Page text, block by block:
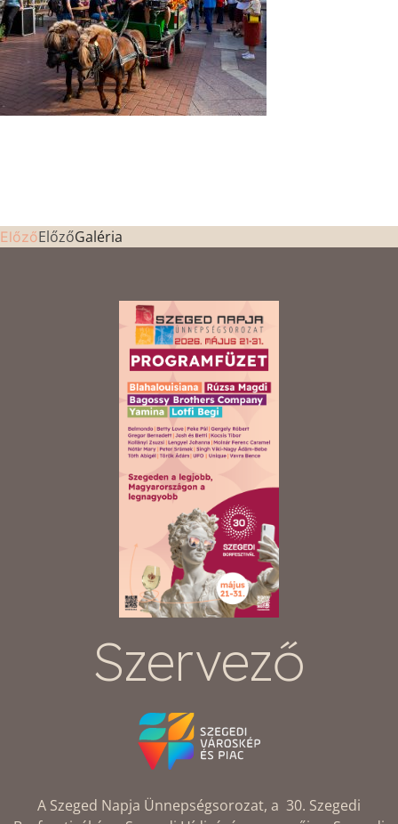
ElőzőElőzőGaléria
Szervező
A Szeged Napja Ünnepségsorozat, a 30. Szegedi